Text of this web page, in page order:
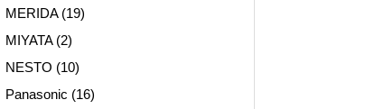
MERIDA(19)
MIYATA(2)
NESTO (10)
Panasonic (16)